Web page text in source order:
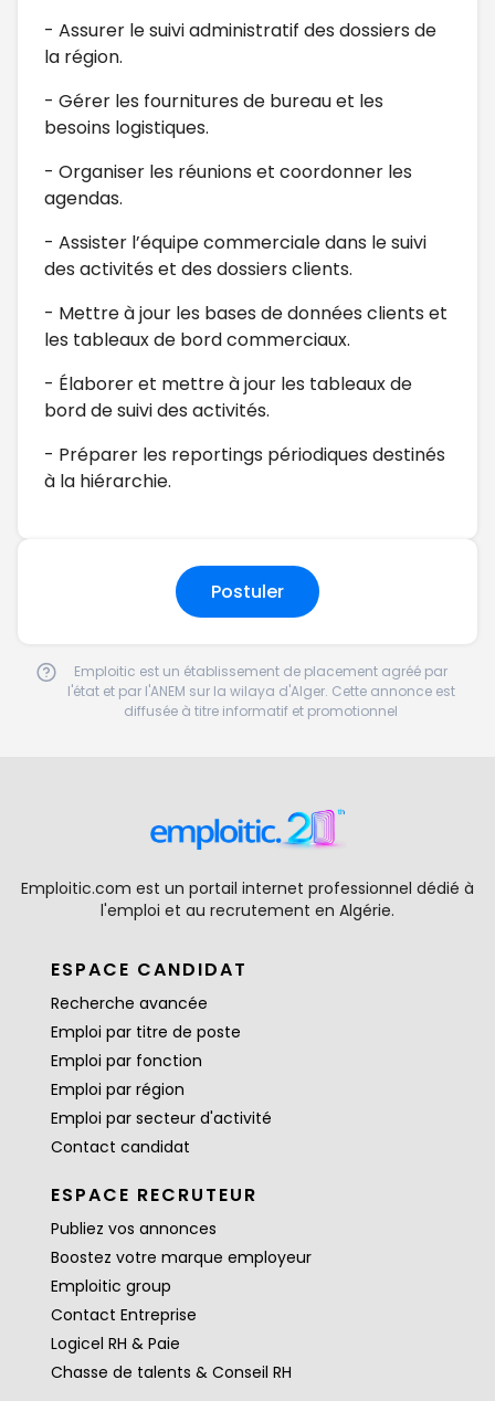
- Assurer le suivi administratif des dossiers de
la région.
- Gérer les fournitures de bureau et les
besoins logistiques.
- Organiser les réunions et coordonner les
agendas.
- Assister l’équipe commerciale dans le suivi
des activités et des dossiers clients.
- Mettre à jour les bases de données clients et
les tableaux de bord commerciaux.
- Élaborer et mettre à jour les tableaux de
bord de suivi des activités.
- Préparer les reportings périodiques destinés
à la hiérarchie.
Postuler
Emploitic est un établissement de placement agréé par
l'état et par l'ANEM sur la wilaya d'Alger. Cette annonce est
diffusée à titre informatif et promotionnel
Emploitic.com est un portail internet professionnel dédié à
l'emploi et au recrutement en Algérie.
ESPACE CANDIDAT
Recherche avancée
Emploi par titre de poste
Emploi par fonction
Emploi par région
Emploi par secteur d'activité
Contact candidat
ESPACE RECRUTEUR
Publiez vos annonces
Boostez votre marque employeur
Emploitic group
Contact Entreprise
Logicel RH & Paie
Chasse de talents & Conseil RH